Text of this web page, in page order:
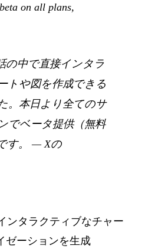
on all plans,
の中で直接インタラ
トや図を作成できる
。本日より全てのサ
でベータ提供（無料
す。
— Xの
ンタラクティブなチャー
ゼーションを生成